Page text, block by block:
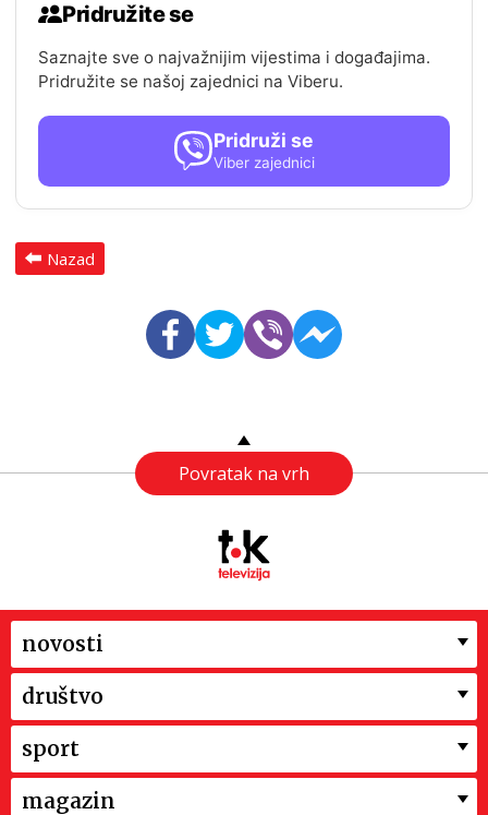
Pridružite se
Saznajte sve o najvažnijim vijestima i događajima.
Pridružite se našoj zajednici na Viberu.
Pridruži se
Viber zajednici
Nazad
Povratak na vrh
novosti
društvo
sport
magazin